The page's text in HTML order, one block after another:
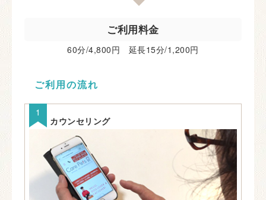
ご利用料金
60分/4,800円 延長15分/1,200円
ご利用の流れ
カウンセリング